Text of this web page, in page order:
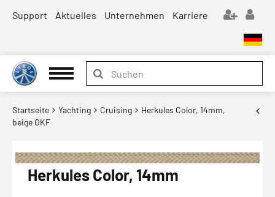
Support Aktuelles Unternehmen Karriere
Startseite Yachting Cruising
Herkules Color, 14mm,
beige OKF
Herkules Color, 14mm